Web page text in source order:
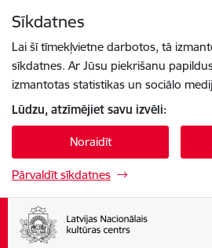
Sīkdatnes
Lai šī tīmekļvietne darbotos, tā
sīkdatnes. Ar Jūsu piekrišanu
izmantotas statistikas un sociālo
Lūdzu, atzīmējiet savu izvēli:
Noraidīt
Pārvaldīt sīkdatnes